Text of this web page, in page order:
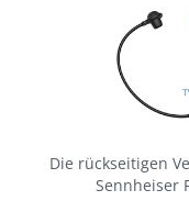
Die rückseitigen
Sennheiser